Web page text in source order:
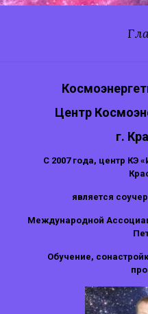
Центр
г.
С 2007 года, центр КЭ
является
Международной
Обучение,